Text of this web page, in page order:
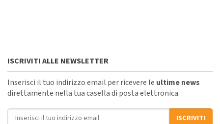
ISCRIVITI ALLE NEWSLETTER
Inserisci il tuo indirizzo email per ricevere le ultime news
direttamente nella tua casella di posta elettronica.
Indirizzo email
ISCRIVITI